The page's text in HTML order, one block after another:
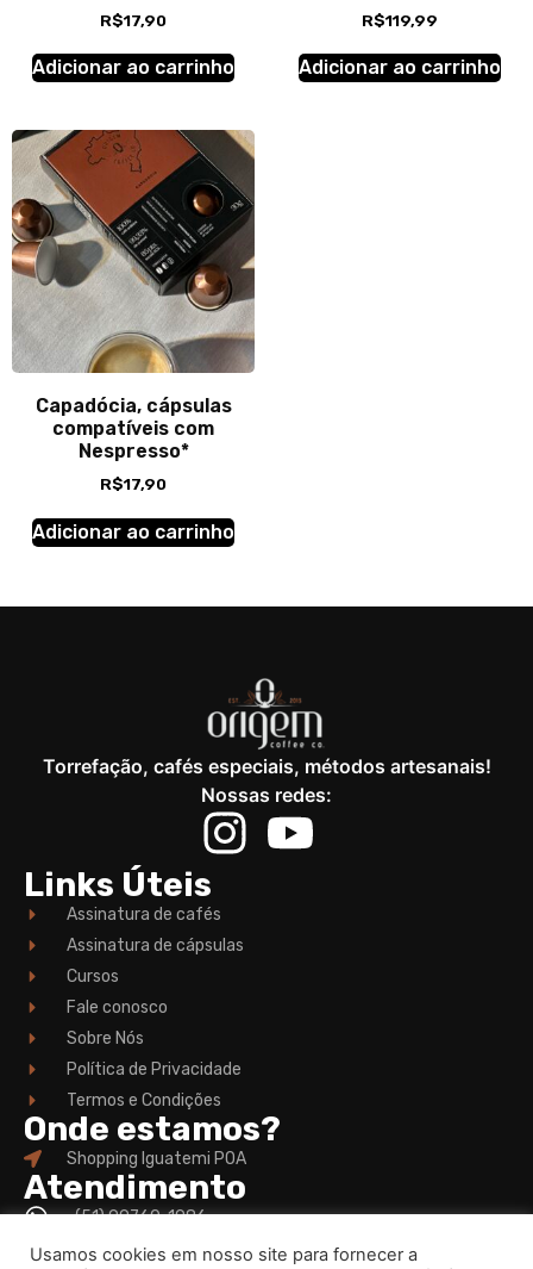
R$17,90
Adicionar ao carrinho
R$119,99
Adicionar ao carrinho
Capadócia, cápsulas
compatíveis com
Nespresso*
R$17,90
Adicionar ao carrinho
Torrefação, cafés especiais, métodos artesanais!
Nossas redes:
Links Úteis
Assinatura de cafés
Assinatura de cápsulas
Cursos
Fale conosco
Sobre Nós
Política de Privacidade
Termos e Condições
Onde estamos?
Shopping Iguatemi POA
Atendimento
(51) 99760-1986
Usamos cookies em nosso site para fornecer a